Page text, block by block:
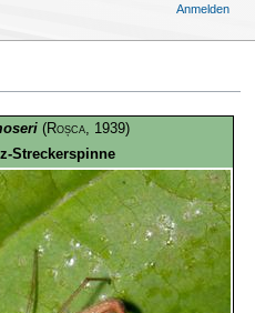
(Roșca, 1939)
Streckerspinne
Anmelden